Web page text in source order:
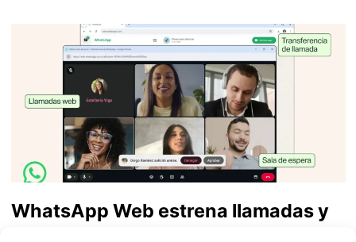
WhatsApp Web estrena llamadas y